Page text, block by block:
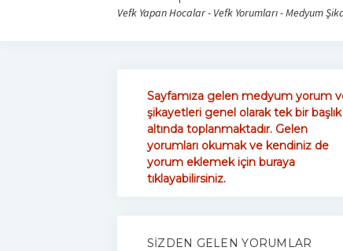
Vefk Yapan Hocalar - Vefk Yorumları - Medyum
Sayfamıza gelen medyum yorum
şikayetleri genel olarak tek bir başlık
altında toplanmaktadır. Gelen
yorumları okumak ve kendiniz de
yorum eklemek için buraya
tıklayabilirsiniz.
SIZDEN GELEN YORUMLAR